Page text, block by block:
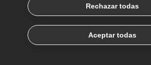
Delegaciones
Rechazar todas
Aceptar todas